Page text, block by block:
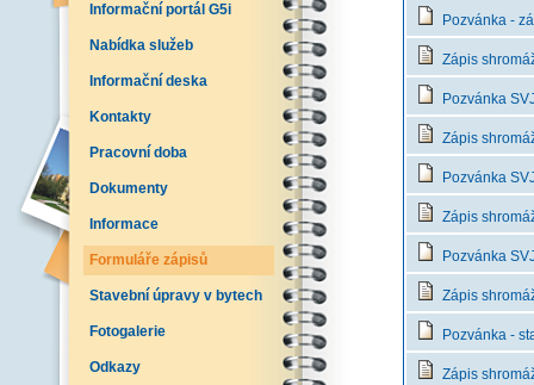
Informační portál G5i
Nabídka služeb
Informační deska
Kontakty
Pracovní doba
Dokumenty
Informace
Formuláře zápisů
Stavební úpravy v bytech
Fotogalerie
Odkazy
Pozvánka -
Zápis
Pozvánka
Zápis
Pozvánka
Zápis
Pozvánka
Zápis
Pozvánka -
Zápis